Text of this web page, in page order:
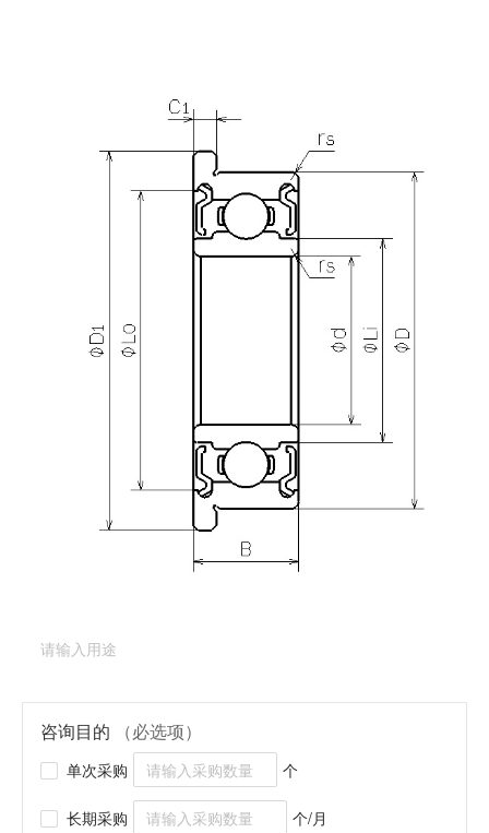
DDLF-1280DD的详细信息？
请填写表格，与美蓓亚三美的产品专家取得联系。
深沟球轴承（法兰型）
咨询目的 （必选项）
单次采购 个
长期采购
个/月